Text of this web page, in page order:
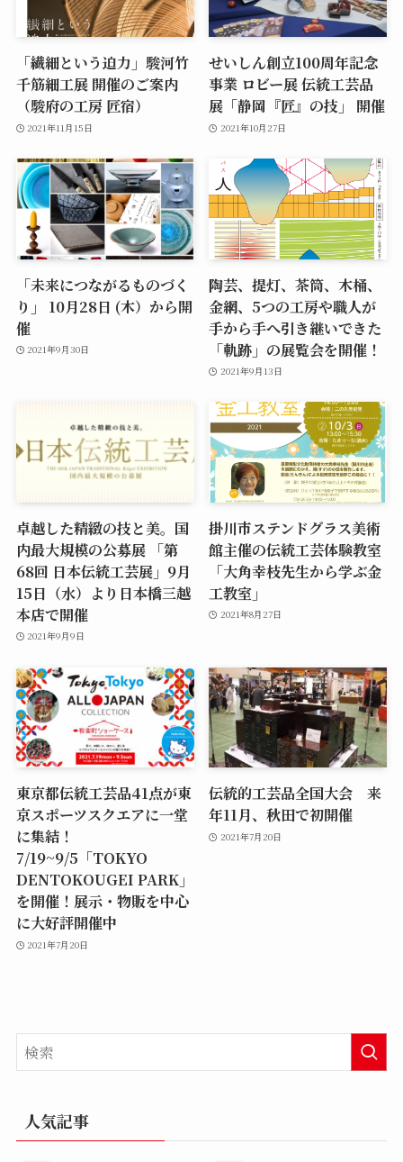
「繊細という迫力」駿河竹
千筋細工展 開催のご案内
（駿府の工房 匠宿）
2021年11月15日
せいしん創立100周年記念
事業 ロビー展 伝統工芸品
展「静岡『匠』の技」 開催
2021年10月27日
「未来につながるものづく
り」 10月28日 (木）から開
催
2021年9月30日
陶芸、提灯、茶筒、木桶、
金網、5つの工房や職人が
手から手へ引き継いできた
「軌跡」の展覧会を開催！
2021年9月13日
卓越した精緻の技と美。国
内最大規模の公募展 「第
68回 日本伝統工芸展」9月
15日（水）より日本橋三越
本店で開催
2021年9月9日
掛川市ステンドグラス美術
館主催の伝統工芸体験教室
「大角幸枝先生から学ぶ金
工教室」
2021年8月27日
東京都伝統工芸品41点が東
京スポーツスクエアに一堂
に集結！
7/19~9/5「TOKYO
DENTOKOUGEI PARK」
を開催！展示・物販を中心
に大好評開催中
2021年7月20日
伝統的工芸品全国大会 来
年11月、秋田で初開催
2021年7月20日
人気記事